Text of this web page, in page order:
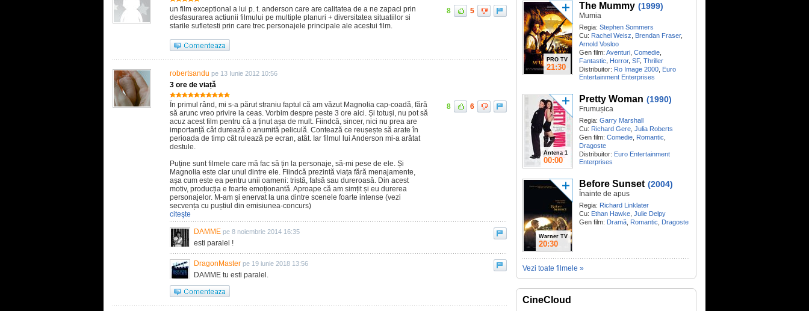
un film exceptional a lui p. t. anderson care are calitatea de a ne zapaci prin
desfasurarea actiunii filmului pe multiple planuri + diversitatea situatiilor si
starile sufletesti prin care trec personajele principale ale acestui film.
8 5
robertsandu pe 13 Iunie 2012 10:56
3 ore de viață
În primul rând, mi s-a părut straniu faptul că am văzut Magnolia cap-coadă, fără
să arunc vreo privire la ceas. Vorbim despre peste 3 ore aici. Și totuși, nu pot să
acuz acest film pentru că a ținut așa de mult. Fiindcă, sincer, nici nu prea are
importanță cât durează o anumită peliculă. Contează ce reușește să arate în
perioada de timp cât rulează pe ecran, atât. Iar filmul lui Anderson mi-a arătat
destule.
Puține sunt filmele care mă fac să țin la personaje, să-mi pese de ele. Și
Magnolia este clar unul dintre ele. Fiindcă prezintă viața fără menajamente,
așa cum este ea pentru unii oameni: tristă, falsă sau dureroasă. Din acest
motiv, producția e foarte emoționantă. Aproape că am simțit și eu durerea
personajelor. M-am și enervat la una dintre scenele foarte intense (vezi
secvența cu puștiul din emisiunea-concurs)
citeşte
8 6
DAMME pe 8 noiembrie 2014 16:35
esti paralel !
DragonMaster pe 19 iunie 2018 13:56
DAMME tu esti paralel.
PRO TV
21:30
The Mummy (1999)
Mumia
Regia: Stephen Sommers
Cu: Rachel Weisz Brendan Fraser,
Arnold Vosloo
Gen film: Aventuri Comedie
Fantastic, Horror, SF, Thriller
Distribuitor: Ro Image 2000 Euro
Entertainment Enterprises
Antena 1
00:00
Pretty Woman (1990)
Frumușica
Regia: Garry Marshall
Cu: Richard Gere Julia Roberts
Gen film: Comedie Romantic
Dragoste
Distribuitor: Euro Entertainment
Enterprises
Warner TV
20:30
Before Sunset (2004)
Înainte de apus
Regia: Richard Linklater
Cu: Ethan Hawke Julie Delpy
Gen film: Dramă Romantic Dragoste
Vezi toate filmele »
CineCloud